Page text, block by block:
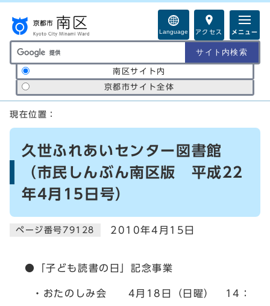
Language アクセス メニュー
サイト内検索の範囲
南区サイト内
京都市サイト全体
ここから本文です
現在位置：
久世ふれあいセンター図書館
（市民しんぶん南区版 平成22
年4月15日号）
ページ番号79128 2010年4月15日
●「子ども読書の日」記念事業
・おたのしみ会 4月18日（日曜） 14：